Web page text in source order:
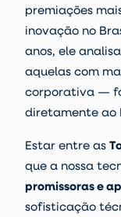
premiações
inovação no
anos, ele
aquelas com
corporativa —
diretamente ao
Estar entre as
que a nossa
promissoras e
sofisticação